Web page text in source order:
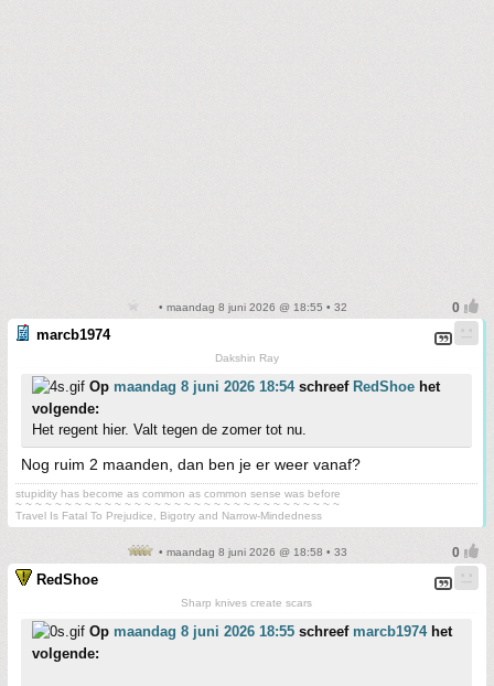
• maandag 8 juni 2026 @ 18:55 • 32
marcb1974
Dakshin Ray
Op maandag 8 juni 2026 18:54schreef RedShoe het
volgende:
Het regent hier. Valt tegen de zomer tot nu.
Nog ruim 2 maanden, dan ben je er weer vanaf?
stupidity has become as common as common sense was before
~ ~ ~ ~ ~ ~ ~ ~ ~ ~ ~ ~ ~ ~ ~ ~ ~ ~ ~ ~ ~ ~ ~ ~ ~ ~ ~ ~ ~ ~ ~ ~ ~
Travel Is Fatal To Prejudice, Bigotry and Narrow-Mindedness
• maandag 8 juni 2026 @ 18:58 • 33
RedShoe
Sharp knives create scars
Op maandag 8 juni 2026 18:55 schreef marcb1974het
volgende: